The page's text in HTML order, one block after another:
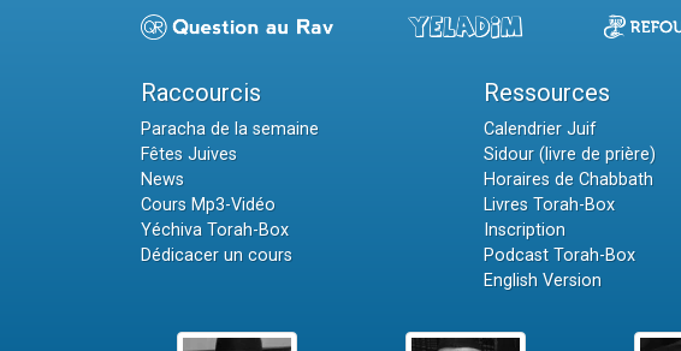
Raccourcis
Paracha de la semaine
Fêtes Juives
News
Cours Mp3-Vidéo
Yéchiva Torah-Box
Dédicacer un cours
Ressources
Calendrier Juif
Sidour (livre de prière)
Horaires de Chabbath
Livres Torah-Box
Inscription
Podcast Torah-Box
English Version